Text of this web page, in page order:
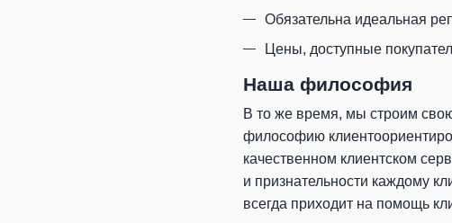
Обязательна идеальная
Цены, доступные
Наша философия
В то же время, мы строим
философию
качественном клиентском
и признательности каждому
всегда приходит на помощь